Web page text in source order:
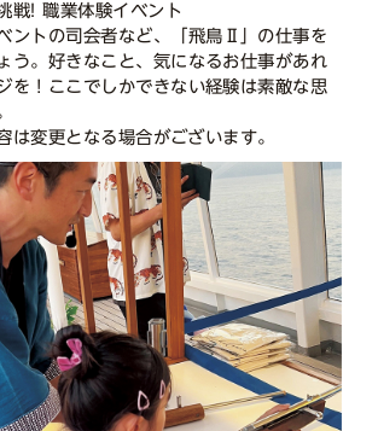
戦! 職業体験イベント
ントの司会者など、「飛鳥Ⅱ」の仕事を
う。好きなこと、気になるお仕事があれ
を！ここでしかできない経験は素敵な思
は変更となる場合がございます。